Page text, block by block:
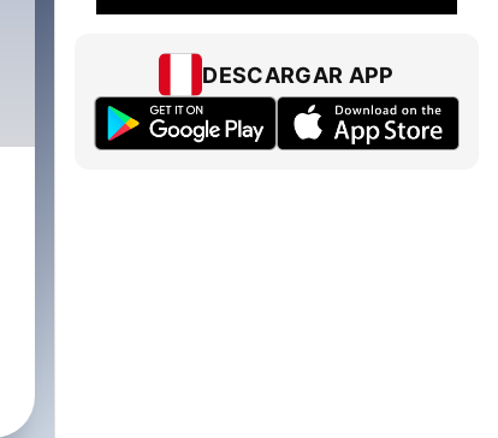
DESCARGAR APP